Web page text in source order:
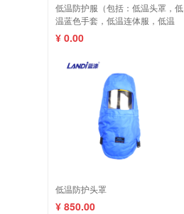
低温防护服（包括：低温头罩，低
温蓝色手套，低温连体服，低温
靴）
¥ 0.00
低温防护头罩
¥ 850.00